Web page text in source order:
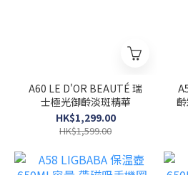
A60 LE D'OR BEAUTÉ 瑞
士極光御齡淡斑精華
HK$1,299.00
HK$1,599.00
A59 LE